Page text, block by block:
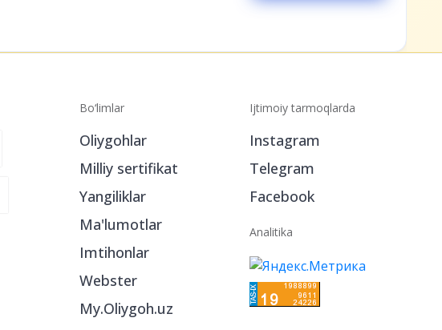
Bo‘limlar
Oliygohlar
Milliy sertifikat
Yangiliklar
Ma'lumotlar
Imtihonlar
Webster
My.Oliygoh.uz
Ijtimoiy tarmoqlarda
Instagram
Telegram
Facebook
Analitika